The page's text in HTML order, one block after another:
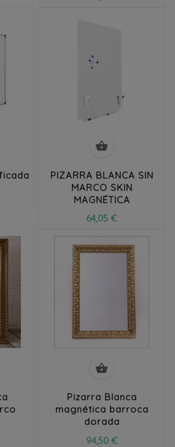

PIZARRA BLANCA SIN
MARCO SKIN
MAGNÉTICA
64,05 €

Pizarra Blanca
magnética barroca
dorada
94,50 €